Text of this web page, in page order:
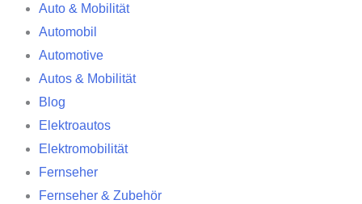
Auto & Mobilität
Automobil
Automotive
Autos & Mobilität
Blog
Elektroautos
Elektromobilität
Fernseher
Fernseher & Zubehör